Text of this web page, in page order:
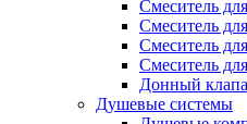
Смеситель
Смеситель
Смеситель
Смеситель
Донный
Душевые системы